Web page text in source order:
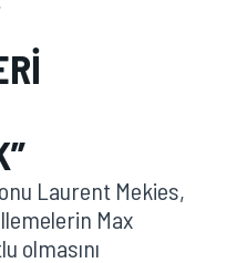
Laurent Mekies,
Max
olmasını